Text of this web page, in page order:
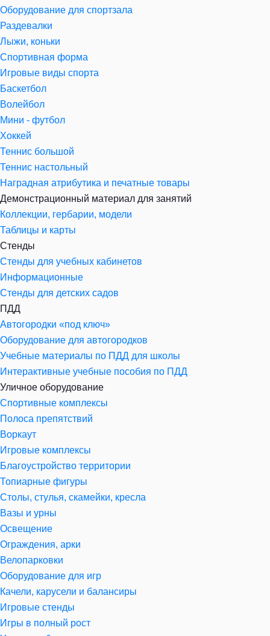
Оборудование для спортзала
Раздевалки
Лыжи, коньки
Спортивная форма
Игровые виды спорта
Баскетбол
Волейбол
Мини - футбол
Хоккей
Теннис большой
Теннис настольный
Наградная атрибутика и печатные товары
Демонстрационный материал для занятий
Коллекции, гербарии, модели
Таблицы и карты
Стенды
Стенды для учебных кабинетов
Информационные
Стенды для детских садов
ПДД
Автогородки «под ключ»
Оборудование для автогородков
Учебные материалы по ПДД для школы
Интерактивные учебные пособия по ПДД
Уличное оборудование
Спортивные комплексы
Полоса препятствий
Воркаут
Игровые комплексы
Благоустройство территории
Топиарные фигуры
Столы, стулья, скамейки, кресла
Вазы и урны
Освещение
Ограждения, арки
Велопарковки
Оборудование для игр
Качели, карусели и балансиры
Игровые стенды
Игры в полный рост